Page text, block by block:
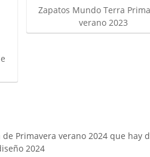
Zapatos Mundo Terra
verano 2023
Primavera verano 2024 que hay
2024